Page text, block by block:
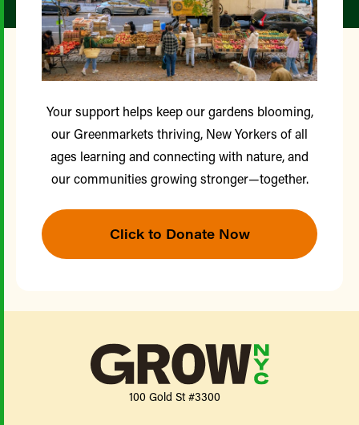
Your support helps keep our gardens blooming,
our Greenmarkets thriving, New Yorkers of all
ages learning and connecting with nature, and
our communities growing stronger—together.
Click to Donate Now
100 Gold St #3300